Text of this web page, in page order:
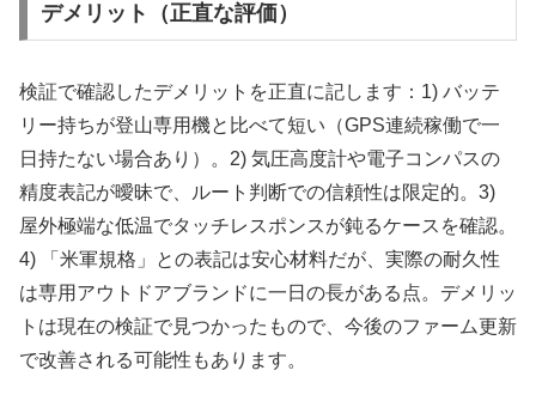
デメリット（正直な評価）
検証で確認したデメリットを正直に記します：1) バッテ
リー持ちが登山専用機と比べて短い（GPS連続稼働で一
日持たない場合あり）。2) 気圧高度計や電子コンパスの
精度表記が曖昧で、ルート判断での信頼性は限定的。3)
屋外極端な低温でタッチレスポンスが鈍るケースを確認。
4) 「米軍規格」との表記は安心材料だが、実際の耐久性
は専用アウトドアブランドに一日の長がある点。デメリッ
トは現在の検証で見つかったもので、今後のファーム更新
で改善される可能性もあります。